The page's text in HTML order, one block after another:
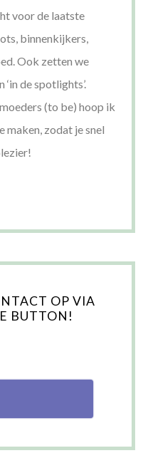
voor de laatste
binnenkijkers,
Ook zetten we
de spotlights’.
(to be) hoop ik
maken, zodat je snel
OP VIA
BUTTON!